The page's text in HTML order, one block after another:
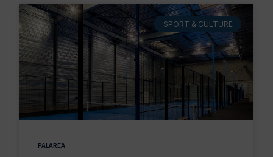
SPORT & CULTURE
PALAREA